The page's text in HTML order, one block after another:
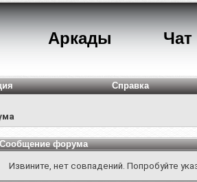
Аркады Чат
Справка
форума
Извините, нет совпадений. Попробуйте